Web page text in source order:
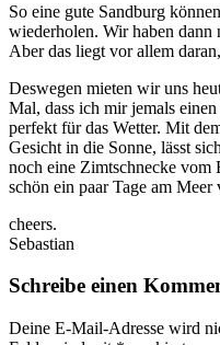
So eine gute Sandburg
wiederholen. Wir haben dann
Aber das liegt vor allem
Deswegen mieten wir uns
Mal, dass ich mir jemals
perfekt für das Wetter. Mit
Gesicht in die Sonne, lässt
noch eine Zimtschnecke vom
schön ein paar Tage am Meer
cheers.
Sebastian
Schreibe einen
Deine E-Mail-Adresse wird